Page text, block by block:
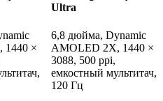
Ultra
1440 ×
6,8 дюйма, Dynamic
AMOLED 2X, 1440 ×
3088, 500 ppi,
емкостный мультитач,
120 Гц